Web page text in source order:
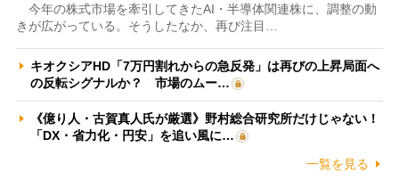
今年の株式市場を牽引してきたAI・半導体関連株に、調整の動
きが広がっている。そうしたなか、再び注目…
キオクシアHD「7万円割れからの急反発」は再びの上昇局面へ
の反転シグナルか？ 市場のムー…
《億り人・古賀真人氏が厳選》野村総合研究所だけじゃない！
「DX・省力化・円安」を追い風に…
一覧を見る